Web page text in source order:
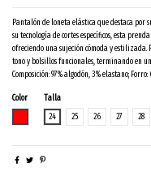
Pantalón de loneta elástica que destaca por
su tecnología de cortes específicos, esta
ofreciendo una sujeción cómoda y
tono y bolsillos funcionales, terminando en
Composición: 97% algodón, 3% elastano;
Color
Talla
24
25 26 27 28